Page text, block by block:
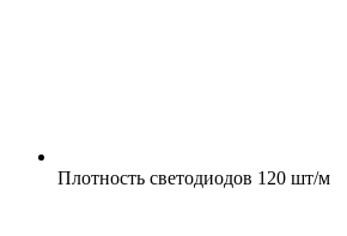
Плотность светодиодов 120 шт/м